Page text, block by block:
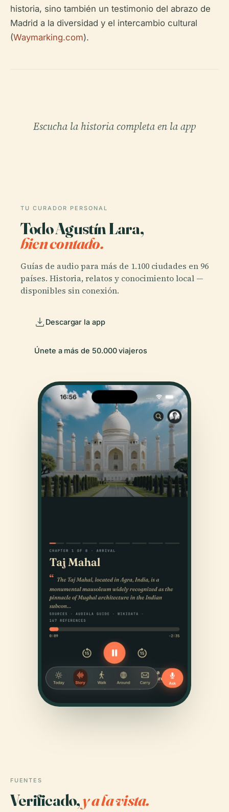
historia, sino también un testimonio del abrazo de
Madrid a la diversidad y el intercambio cultural
(Waymarking.com).
Escucha la historia completa en la app
TU CURADOR PERSONAL
Todo Agustín Lara,
bien contado.
Guías de audio para más de 1.100 ciudades en 96
países. Historia, relatos y conocimiento local —
disponibles sin conexión.
Descargar la app
Únete a más de 50.000 viajeros
FUENTES
Verificado,y a la vista.